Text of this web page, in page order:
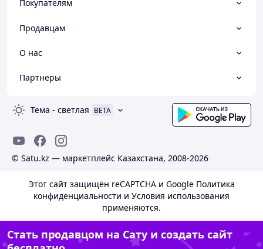
Покупателям
Продавцам
О нас
Партнеры
Тема - светлая BETA
© Satu.kz — маркетплейс Казахстана, 2008-2026
Этот сайт защищён reCAPTCHA и Google Политика
конфиденциальности и Условия использования
применяются.
Стать продавцом на Сату и создать сайт